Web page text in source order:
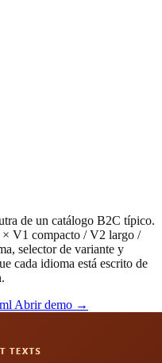
de un catálogo B2C típico.
V1 compacto / V2 largo /
selector de variante y
cada idioma está escrito de
Abrir demo →